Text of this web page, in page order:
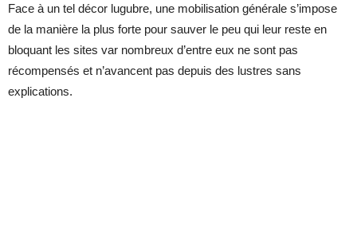
Face à un tel décor lugubre, une mobilisation générale s’impose
de la manière la plus forte pour sauver le peu qui leur reste en
bloquant les sites var nombreux d’entre eux ne sont pas
récompensés et n’avancent pas depuis des lustres sans
explications.